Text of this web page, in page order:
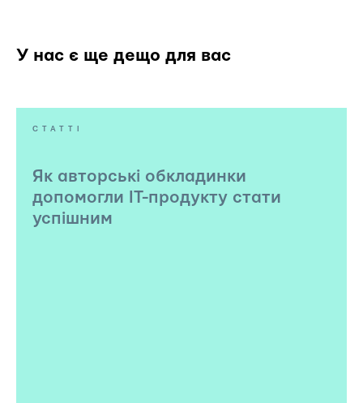
У нас є ще дещо для вас
СТАТТІ
Як авторські обкладинки
допомогли IT-продукту стати
успішним